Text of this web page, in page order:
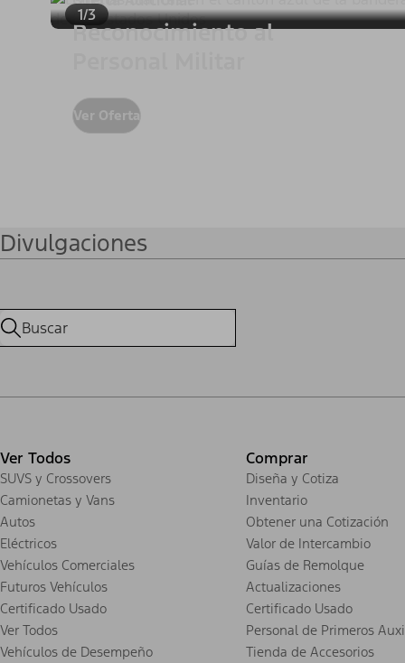
1/3
Reconocimiento al
Ver Oferta
Divulgaciones
Ver Todos
SUVS y Crossovers
Camionetas y Vans
Autos
Eléctricos
Vehículos Comerciales
Futuros Vehículos
Certificado Usado
Ver Todos
Vehículos de Desempeño
Comprar
Diseña y Cotiza
Inventario
Obtener una Cotización
Valor de Intercambio
Guías de Remolque
Actualizaciones
Certificado Usado
Personal de Primeros
Tienda de Accesorios